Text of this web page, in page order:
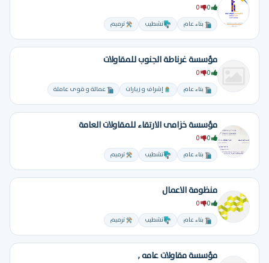
بناء عام تشطيب ترميم
مؤسسة غرناطة الجنوب للمقاولات
بناء عام إشراف و زيارات عمالة و قوى عاملة
مؤسسة خزامى الارتقاء للمقاولات العامة
بناء عام تشطيب ترميم
منظومة الاعمال
بناء عام تشطيب ترميم
مؤسسة مقاولات عامه ,